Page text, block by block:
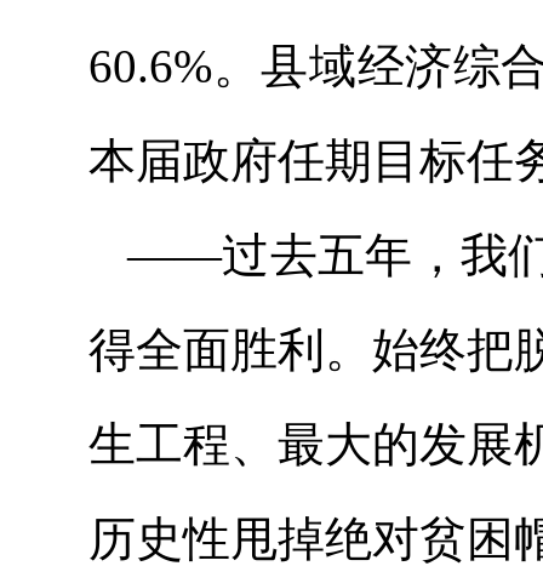
60.6%。县域经济综
本届政府任期目标任
——过去五年，我
得全面胜利。始终把
生工程、最大的发展
历史性甩掉绝对贫困